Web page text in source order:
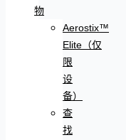
物
Aerostix™
Elite（仅
限
设
备）
查
找